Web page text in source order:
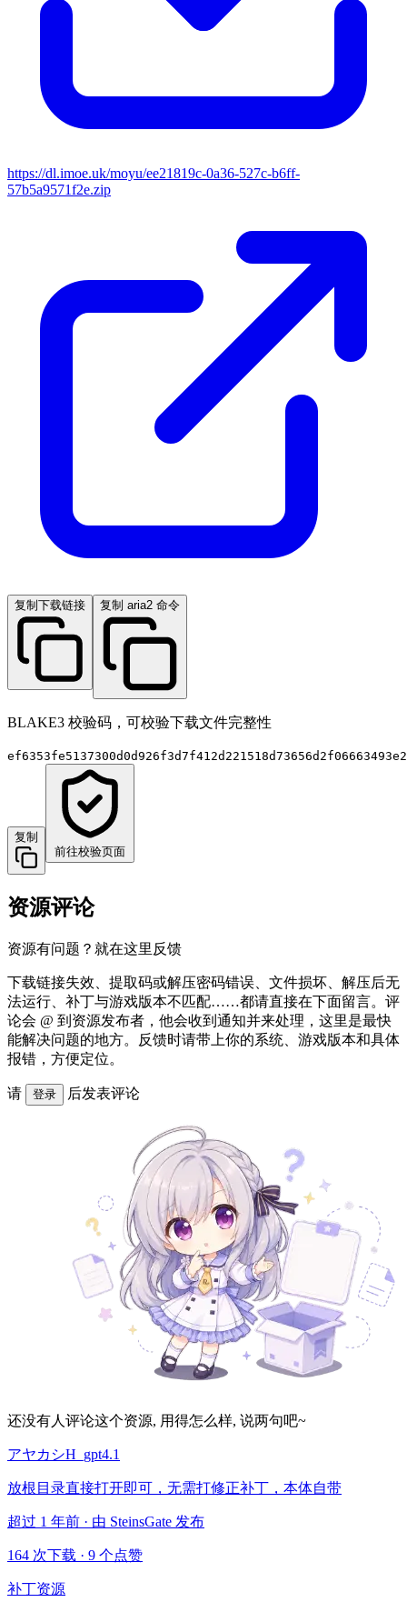
https://dl.imoe.uk/moyu/ee21819c-0a36-527c-b6ff-
57b5a9571f2e.zip
复制下载链接 复制 aria2 命令
BLAKE3 校验码，可校验下载文件完整性
复制
前往校验页面
资源评论
资源有问题？就在这里反馈
下载链接失效、提取码或解压密码错误、文件损坏、解压后无
法运行、补丁与游戏版本不匹配……都请直接在下面留言。评
论会 @ 到资源发布者，他会收到通知并来处理，这里是最快
能解决问题的地方。反馈时请带上你的系统、游戏版本和具体
报错，方便定位。
请 登录 后发表评论
还没有人评论这个资源, 用得怎么样, 说两句吧~
アヤカシH_gpt4.1
放根目录直接打开即可，无需打修正补丁，本体自带
超过 1 年前 · 由 SteinsGate 发布
164 次下载 · 9 个点赞
补丁资源